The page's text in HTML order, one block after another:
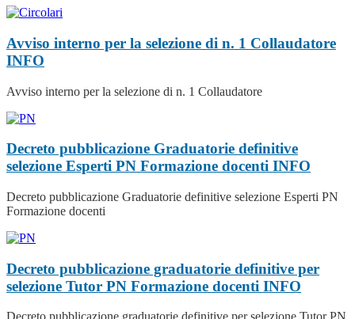
Avviso interno per la selezione di n. 1 Collaudatore
INFO
Avviso interno per la selezione di n. 1 Collaudatore
Decreto pubblicazione Graduatorie definitive
selezione Esperti PN Formazione docenti INFO
Decreto pubblicazione Graduatorie definitive selezione Esperti PN
Formazione docenti
Decreto pubblicazione graduatorie definitive per
selezione Tutor PN Formazione docenti INFO